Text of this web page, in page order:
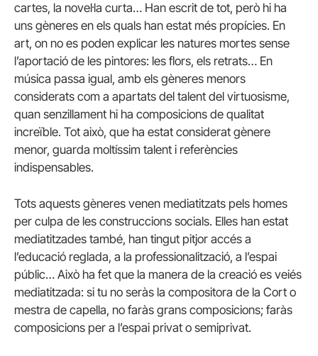
cartes, la novel·la curta… Han escrit de tot, però hi ha
uns gèneres en els quals han estat més propícies. En
art, on no es poden explicar les natures mortes sense
l’aportació de les pintores: les flors, els retrats… En
música passa igual, amb els gèneres menors
considerats com a apartats del talent del virtuosisme,
quan senzillament hi ha composicions de qualitat
increïble. Tot això, que ha estat considerat gènere
menor, guarda moltíssim talent i referències
indispensables.
Tots aquests gèneres venen mediatitzats pels homes
per culpa de les construccions socials. Elles han estat
mediatitzades també, han tingut pitjor accés a
l’educació reglada, a la professionalització, a l’espai
públic… Això ha fet que la manera de la creació es veiés
mediatitzada: si tu no seràs la compositora de la Cort o
mestra de capella, no faràs grans composicions; faràs
composicions per a l’espai privat o semiprivat.